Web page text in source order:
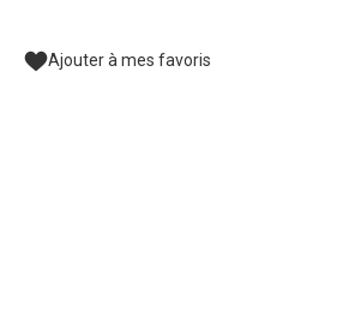
Ajouter à mes favoris